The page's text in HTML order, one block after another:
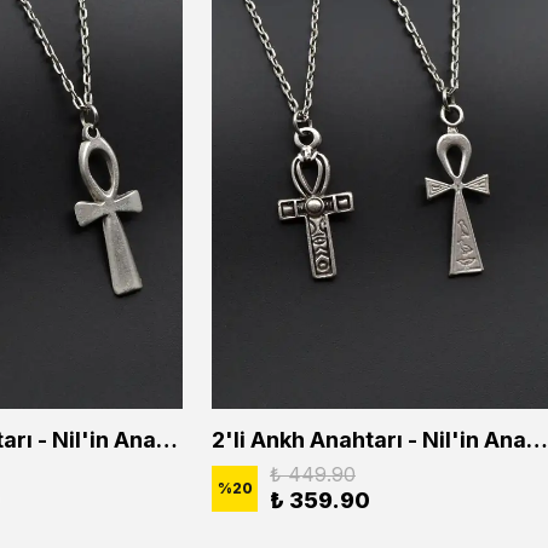
2'li Ankh Anahtarı - Nil'in Anahtarı - Kuru Kafa Erkek Kadın Kolye Seti 2'li Ankh Anahtarı - Nil'in Anahtarı Erkek Kadın Kolye Seti
%20
₺ 449.90
₺ 359.90